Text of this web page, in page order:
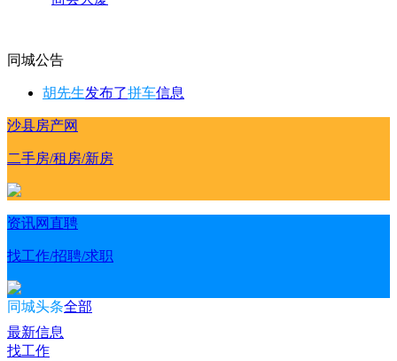
同城公告
胡先生发布了拼车信息
沙县房产网
二手房/租房/新房
资讯网直聘
找工作/招聘/求职
同城头条全部
最新信息
找工作